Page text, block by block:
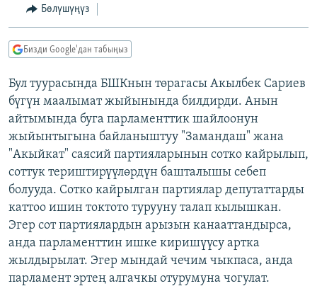
БҮГҮН АЗАТТЫКТА
ДАНИСТЕ
ЭЖЕ-СИҢДИЛЕР
АЗАТТЫК+
ПОДКАСТ
ОНЛАЙН ШЕРИНЕ
ЭЕ/АРнун бардык сайттары
Бөлүшүңүз
Бизди Google'дан табыңыз
Бул туурасында БШКнын төрагасы Акылбек Сариев
бүгүн маалымат жыйынында билдирди. Анын
айтымында буга парламенттик шайлоонун
жыйынтыгына байланыштуу "Замандаш" жана
"Акыйкат" саясий партияларынын сотко кайрылып,
соттук териштирүүлөрдүн башталышы себеп
болууда. Сотко кайрылган партиялар депутаттарды
каттоо ишин токтото турууну талап кылышкан.
Эгер сот партиялардын арызын канааттандырса,
анда парламенттин ишке киришүүсу артка
жылдырылат. Эгер мындай чечим чыкпаса, анда
парламент эртең алгачкы отурумуна чогулат.